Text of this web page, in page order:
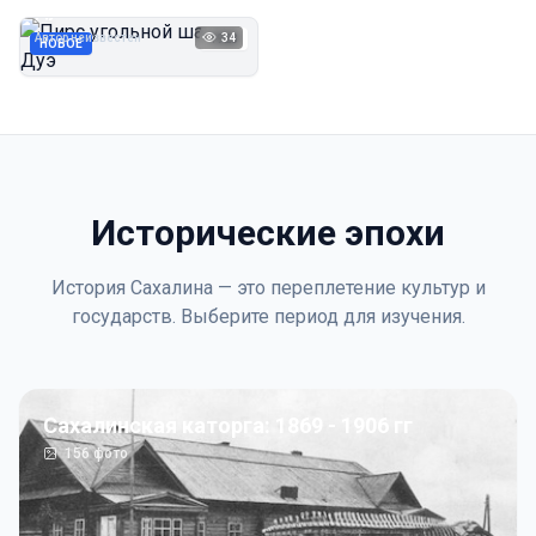
НОВОЕ 1923
Автор неизвестен 34
Исторические эпохи
История Сахалина — это переплетение культур и
государств. Выберите период для изучения.
Сахалинская каторга: 1869 - 1906 гг
156фото